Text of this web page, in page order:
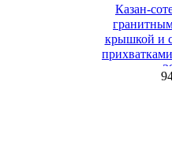
Казан-
крышкой и